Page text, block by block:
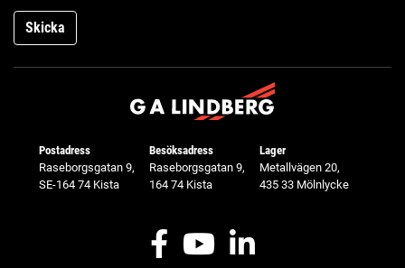
Skicka
Postadress
Raseborgsgatan 9,
SE-164 74 Kista
Besöksadress
Raseborgsgatan 9,
164 74 Kista
Lager
Metallvägen 20,
435 33 Mölnlycke
FacebookYoutubeLinkedIn